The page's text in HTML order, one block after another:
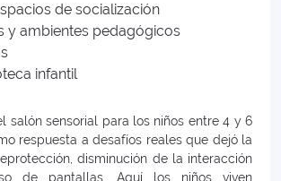
de socialización
y ambientes pedagógicos
infantil
salón sensorial para los niños entre 4 y 6
respuesta a desafíos reales que dejó la
disminución de la interacción
de pantallas. Aquí los niños viven